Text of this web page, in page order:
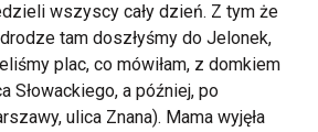
wszyscy cały dzień. Z tym że
tam doszłyśmy do Jelonek,
plac, co mówiłam, z domkiem
Słowackiego, a później, po
ulica Znana). Mama wyjęła